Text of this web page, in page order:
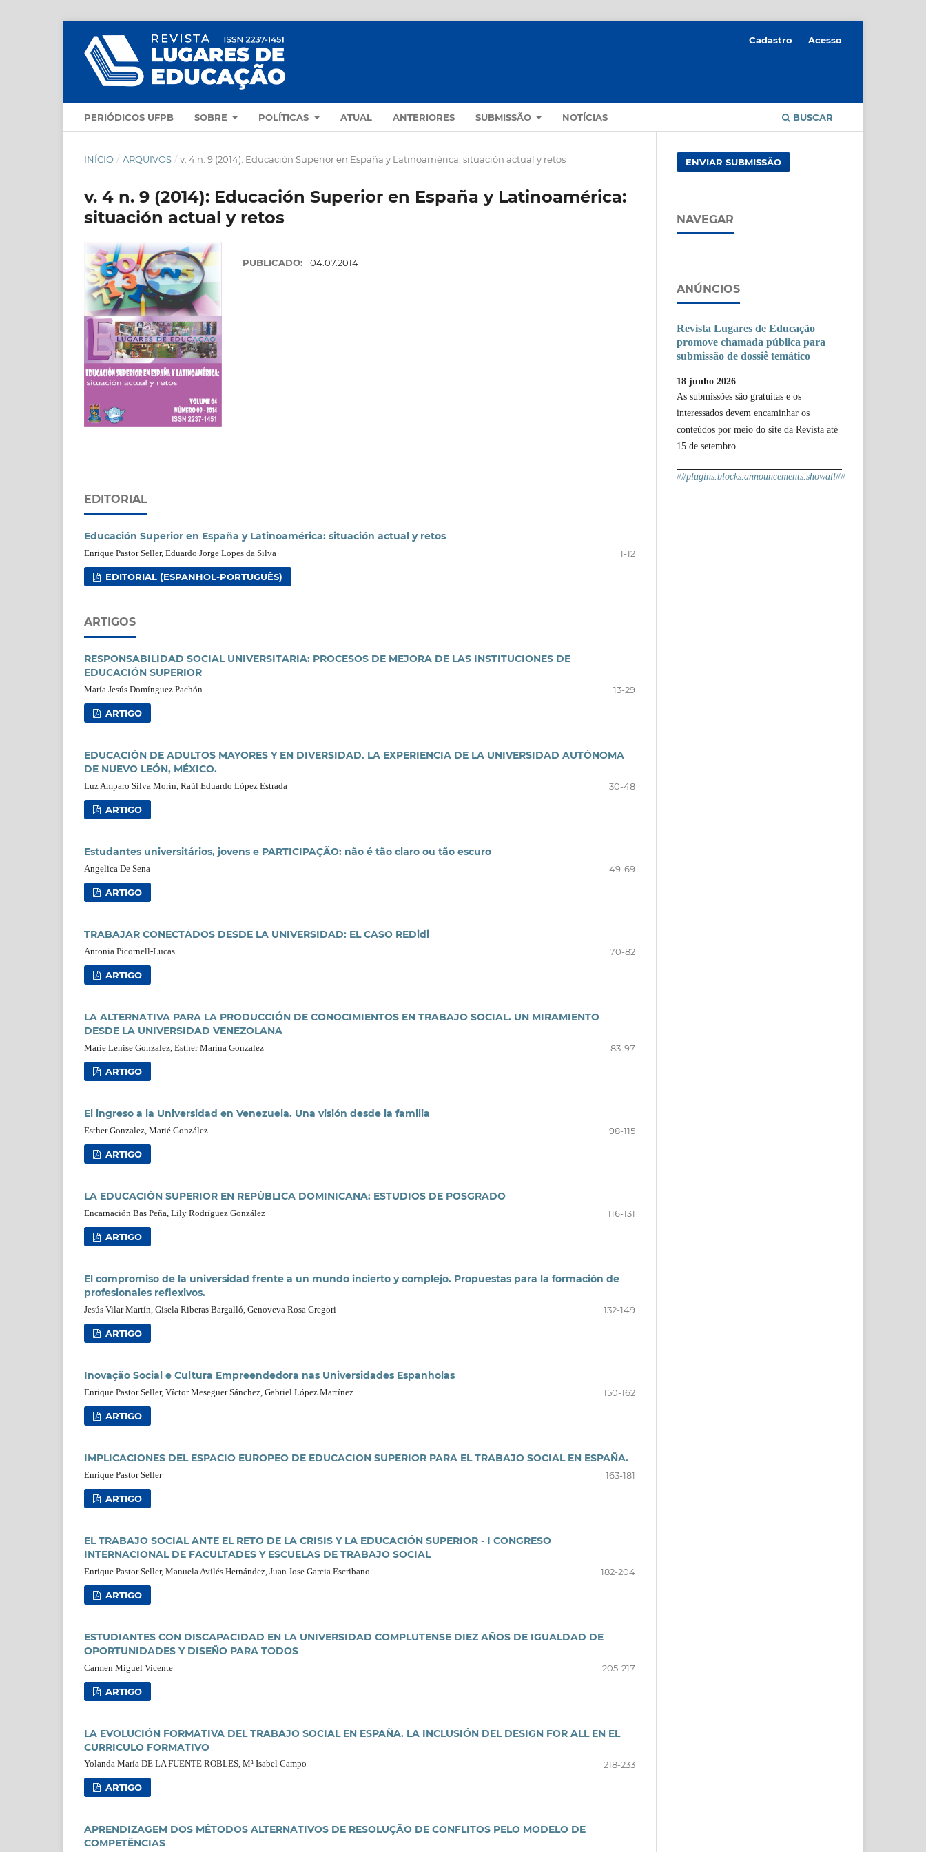
PERIÓDICOS UFPB SOBRE POLÍTICAS ATUAL ANTERIORES SUBMISSÃO NOTÍCIAS BUSCAR
Cadastro Acesso
INÍCIO / ARQUIVOS / v. 4 n. 9 (2014): Educación Superior en España y Latinoamérica: situación actual y retos
v. 4 n. 9 (2014): Educación Superior en España y Latinoamérica:
situación actual y retos
PUBLICADO: 04.07.2014
EDITORIAL
Educación Superior en España y Latinoamérica: situación actual y retos
Enrique Pastor Seller, Eduardo Jorge Lopes da Silva 1-12
EDITORIAL (ESPANHOL-PORTUGUÊS)
ARTIGOS
RESPONSABILIDAD SOCIAL UNIVERSITARIA: PROCESOS DE MEJORA DE LAS INSTITUCIONES DE
EDUCACIÓN SUPERIOR
María Jesús Domínguez Pachón 13-29
ARTIGO
EDUCACIÓN DE ADULTOS MAYORES Y EN DIVERSIDAD. LA EXPERIENCIA DE LA UNIVERSIDAD AUTÓNOMA
DE NUEVO LEÓN, MÉXICO.
Luz Amparo Silva Morín, Raúl Eduardo López Estrada 30-48
ARTIGO
Estudantes universitários, jovens e PARTICIPAÇÃO: não é tão claro ou tão escuro
Angelica De Sena 49-69
ARTIGO
TRABAJAR CONECTADOS DESDE LA UNIVERSIDAD: EL CASO REDidi
Antonia Picornell-Lucas 70-82
ARTIGO
LA ALTERNATIVA PARA LA PRODUCCIÓN DE CONOCIMIENTOS EN TRABAJO SOCIAL. UN MIRAMIENTO
DESDE LA UNIVERSIDAD VENEZOLANA
Marie Lenise Gonzalez, Esther Marina Gonzalez 83-97
ARTIGO
El ingreso a la Universidad en Venezuela. Una visión desde la familia
Esther Gonzalez, Marié González 98-115
ARTIGO
LA EDUCACIÓN SUPERIOR EN REPÚBLICA DOMINICANA: ESTUDIOS DE POSGRADO
Encarnación Bas Peña, Lily Rodríguez González 116-131
ARTIGO
El compromiso de la universidad frente a un mundo incierto y complejo. Propuestas para la formación de
profesionales reflexivos.
Jesús Vilar Martín, Gisela Riberas Bargalló, Genoveva Rosa Gregori 132-149
ARTIGO
Inovação Social e Cultura Empreendedora nas Universidades Espanholas
Enrique Pastor Seller, Víctor Meseguer Sánchez, Gabriel López Martínez 150-162
ARTIGO
IMPLICACIONES DEL ESPACIO EUROPEO DE EDUCACION SUPERIOR PARA EL TRABAJO SOCIAL EN ESPAÑA.
Enrique Pastor Seller 163-181
ARTIGO
EL TRABAJO SOCIAL ANTE EL RETO DE LA CRISIS Y LA EDUCACIÓN SUPERIOR - I CONGRESO
INTERNACIONAL DE FACULTADES Y ESCUELAS DE TRABAJO SOCIAL
Enrique Pastor Seller, Manuela Avilés Hernández, Juan Jose Garcia Escribano 182-204
ARTIGO
ESTUDIANTES CON DISCAPACIDAD EN LA UNIVERSIDAD COMPLUTENSE DIEZ AÑOS DE IGUALDAD DE
OPORTUNIDADES Y DISEÑO PARA TODOS
Carmen Miguel Vicente 205-217
ARTIGO
LA EVOLUCIÓN FORMATIVA DEL TRABAJO SOCIAL EN ESPAÑA. LA INCLUSIÓN DEL DESIGN FOR ALL EN EL
CURRICULO FORMATIVO
Yolanda María DE LA FUENTE ROBLES, Mª Isabel Campo 218-233
ARTIGO
APRENDIZAGEM DOS MÉTODOS ALTERNATIVOS DE RESOLUÇÃO DE CONFLITOS PELO MODELO DE
COMPETÊNCIAS
ENVIAR SUBMISSÃO
NAVEGAR
ANÚNCIOS
Revista Lugares de Educação
promove chamada pública para
submissão de dossiê temático
18 junho 2026
As submissões são gratuitas e os
interessados devem encaminhar os
conteúdos por meio do site da Revista até
15 de setembro.
##plugins.blocks.announcements.showall##